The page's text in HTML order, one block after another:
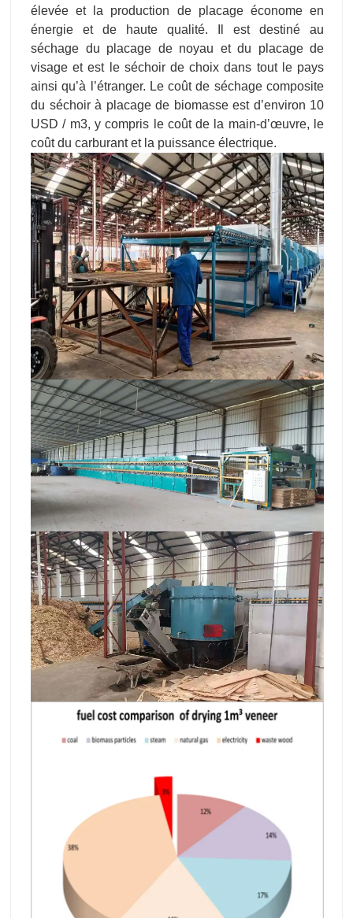
élevée et la production de placage économe en
énergie et de haute qualité. Il est destiné au
séchage du placage de noyau et du placage de
visage et est le séchoir de choix dans tout le pays
ainsi qu’à l’étranger. Le coût de séchage composite
du séchoir à placage de biomasse est d’environ 10
USD / m3, y compris le coût de la main-d’œuvre, le
coût du carburant et la puissance électrique.